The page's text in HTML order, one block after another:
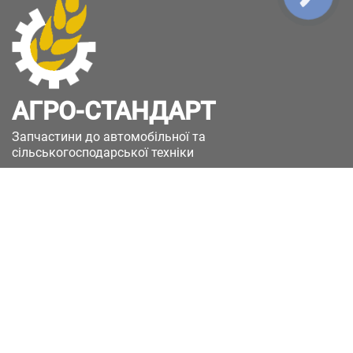
АГРО-СТАНДАРТ
Запчастини до автомобільної та
сільськогосподарської техніки